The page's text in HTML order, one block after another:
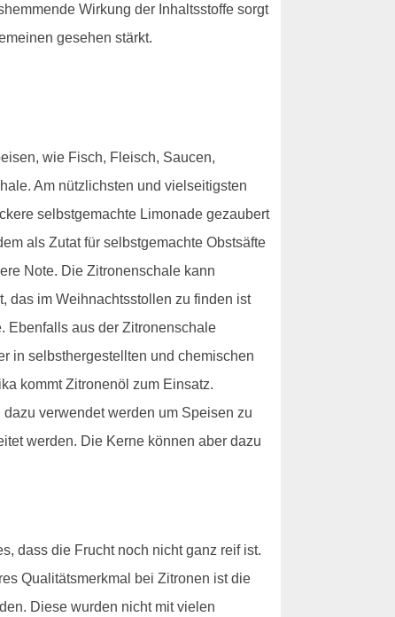
Wirkung der Inhaltsstoffe sorgt
gesehen stärkt.
wie Fisch, Fleisch, Saucen,
Am nützlichsten und vielseitigsten
selbstgemachte Limonade gezaubert
als Zutat für selbstgemachte Obstsäfte
Note. Die Zitronenschale kann
das im Weihnachtsstollen zu finden ist
Ebenfalls aus der Zitronenschale
in selbsthergestellten und chemischen
kommt Zitronenöl zum Einsatz.
verwendet werden um Speisen zu
werden. Die Kerne können aber dazu
dass die Frucht noch nicht ganz reif ist.
Qualitätsmerkmal bei Zitronen ist die
Diese wurden nicht mit vielen